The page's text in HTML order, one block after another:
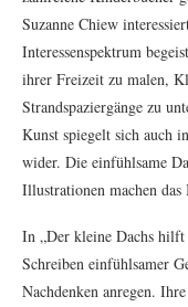
Suzanne Chiew
Interessenspektrum
ihrer Freizeit zu malen,
Strandspaziergänge zu
Kunst spiegelt sich auch
wider. Die einfühlsame
Illustrationen machen das
In „Der kleine Dachs hilft
Schreiben einfühlsamer
Nachdenken anregen.